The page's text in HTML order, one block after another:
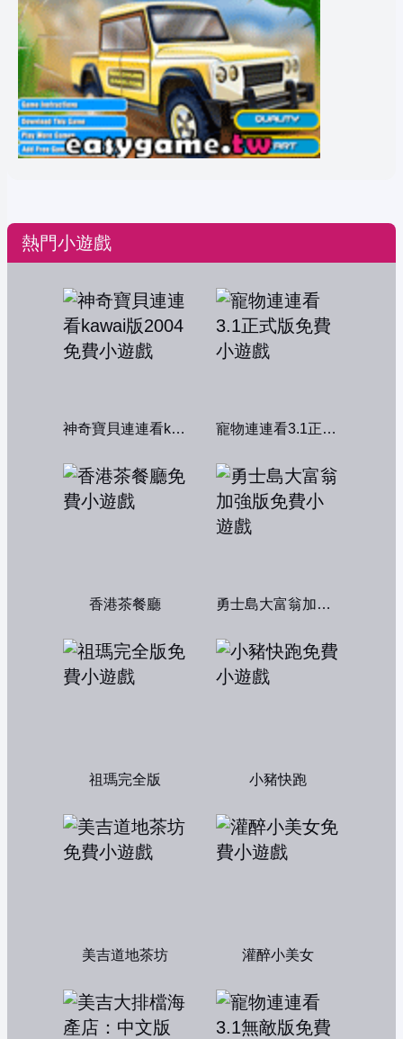
熱門小遊戲
神奇寶貝連連看kawai版2004 寵物連連看3.1正式版
香港茶餐廳 勇士島大富翁加強版
祖瑪完全版 小豬快跑
美吉道地茶坊 灌醉小美女